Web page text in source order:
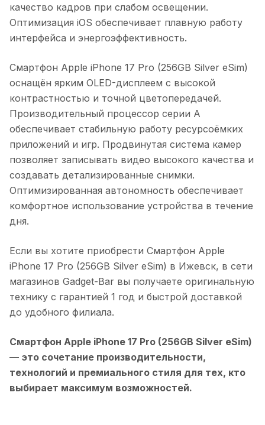
качество кадров при слабом освещении.
Оптимизация iOS обеспечивает плавную работу
интерфейса и энергоэффективность.
Смартфон Apple iPhone 17 Pro (256GB Silver eSim)
оснащён ярким OLED-дисплеем с высокой
контрастностью и точной цветопередачей.
Производительный процессор серии A
обеспечивает стабильную работу ресурсоёмких
приложений и игр. Продвинутая система камер
позволяет записывать видео высокого качества и
создавать детализированные снимки.
Оптимизированная автономность обеспечивает
комфортное использование устройства в течение
дня.
Если вы хотите приобрести Смартфон Apple
iPhone 17 Pro (256GB Silver eSim) в Ижевск, в сети
магазинов Gadget-Bar вы получаете оригинальную
технику с гарантией 1 год и быстрой доставкой
до удобного филиала.
Смартфон Apple iPhone 17 Pro (256GB Silver eSim)
— это сочетание производительности,
технологий и премиального стиля для тех, кто
выбирает максимум возможностей.